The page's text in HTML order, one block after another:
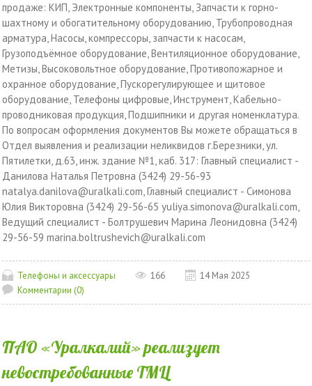
продаже: КИП, Электронные компоненты, Запчасти к горно-
шахтному и обогатительному оборудованию, Трубопроводная
арматура, Насосы, компрессоры, запчасти к насосам,
Грузоподъёмное оборудование, Вентиляционное оборудование,
Метизы, Высоковольтное оборудование, Противопожарное и
охранное оборудование, Пускорегулирующее и щитовое
оборудование, Телефоны цифровые, Инструмент, Кабельно-
проводниковая продукция, Подшипники и другая номенклатура.
По вопросам оформления документов Вы можете обращаться в
Отдел выявления и реализации неликвидов г.Березники, ул.
Пятилетки, д.63, инж. здание №1, каб. 317: Главный специалист -
Данилова Наталья Петровна (3424) 29-56-93
natalya.danilova@uralkali.com, Главный специалист - Симонова
Юлия Викторовна (3424) 29-56-65 yuliya.simonova@uralkali.com,
Ведущий специалист - Болтрушевич Марина Леонидовна (3424)
29-56-59 marina.boltrushevich@uralkali.com
Телефоны и аксессуары 166
14 Мая 2025
Комментарии (0)
ПАО «Уралкалий» реализует
невостребованные ТМЦ